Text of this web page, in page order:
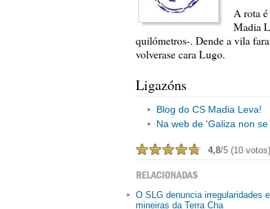
A rota é
Madia
quilómetros-. Dende a vila
volverase cara Lugo.
Ligazóns
Blog do CS Madia Leva!
Na web de 'Galiza non
4,8/5 (10 votos)
O SLG denuncia irregularidades
mineiras da Terra Cha